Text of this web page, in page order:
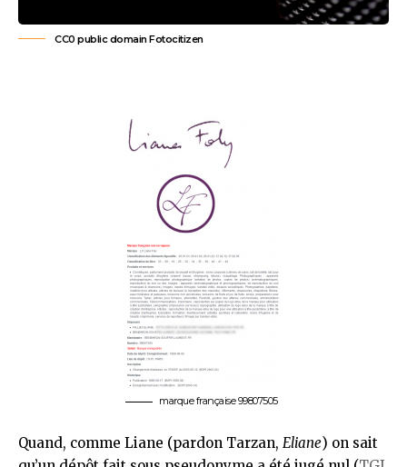
CC0 public domainFotocitizen
marque française 99807505
Quand, comme Liane (pardon Tarzan, Eliane) on sait